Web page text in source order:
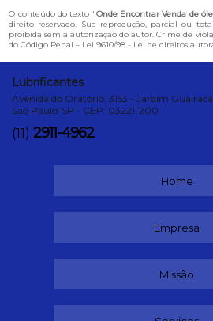
O conteúdo do texto "Onde Encontrar Venda de
direito reservado. Sua reprodução, parcial ou
proibida sem a autorização do autor. Crime de
do Código Penal – Lei 9610/98 - Lei de direitos
Lubrificantes
Avenida do Oratório, 3153 - Jardim Guairaca
São Paulo-SP - CEP: 03221-200
(11) 2911-4962
Home
Empresa
Missão